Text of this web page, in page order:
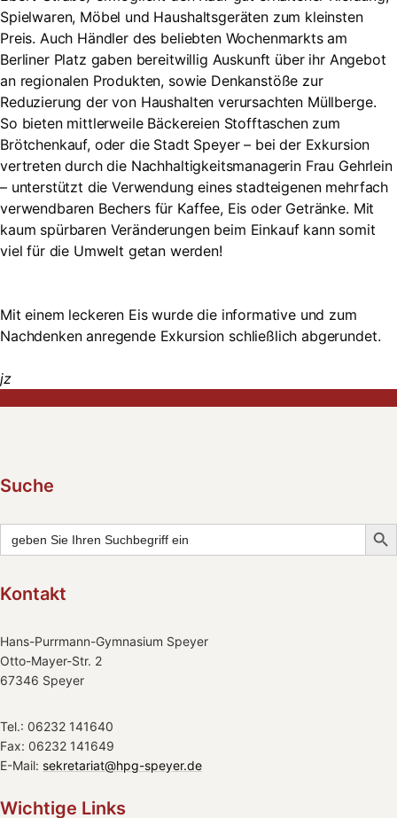
Spielwaren, Möbel und Haushaltsgeräten zum kleinsten
Preis. Auch Händler des beliebten Wochenmarkts am
Berliner Platz gaben bereitwillig Auskunft über ihr Angebot
an regionalen Produkten, sowie Denkanstöße zur
Reduzierung der von Haushalten verursachten Müllberge.
So bieten mittlerweile Bäckereien Stofftaschen zum
Brötchenkauf, oder die Stadt Speyer – bei der Exkursion
vertreten durch die Nachhaltigkeitsmanagerin Frau Gehrlein
– unterstützt die Verwendung eines stadteigenen mehrfach
verwendbaren Bechers für Kaffee, Eis oder Getränke. Mit
kaum spürbaren Veränderungen beim Einkauf kann somit
viel für die Umwelt getan werden!
Mit einem leckeren Eis wurde die informative und zum
Nachdenken anregende Exkursion schließlich abgerundet.
jz
Suche
Search
for:
Kontakt
Hans-Purrmann-Gymnasium Speyer
Otto-Mayer-Str. 2
67346 Speyer
Tel.: 06232 141640
Fax: 06232 141649
E-Mail: sekretariat@hpg-speyer.de
Wichtige Links